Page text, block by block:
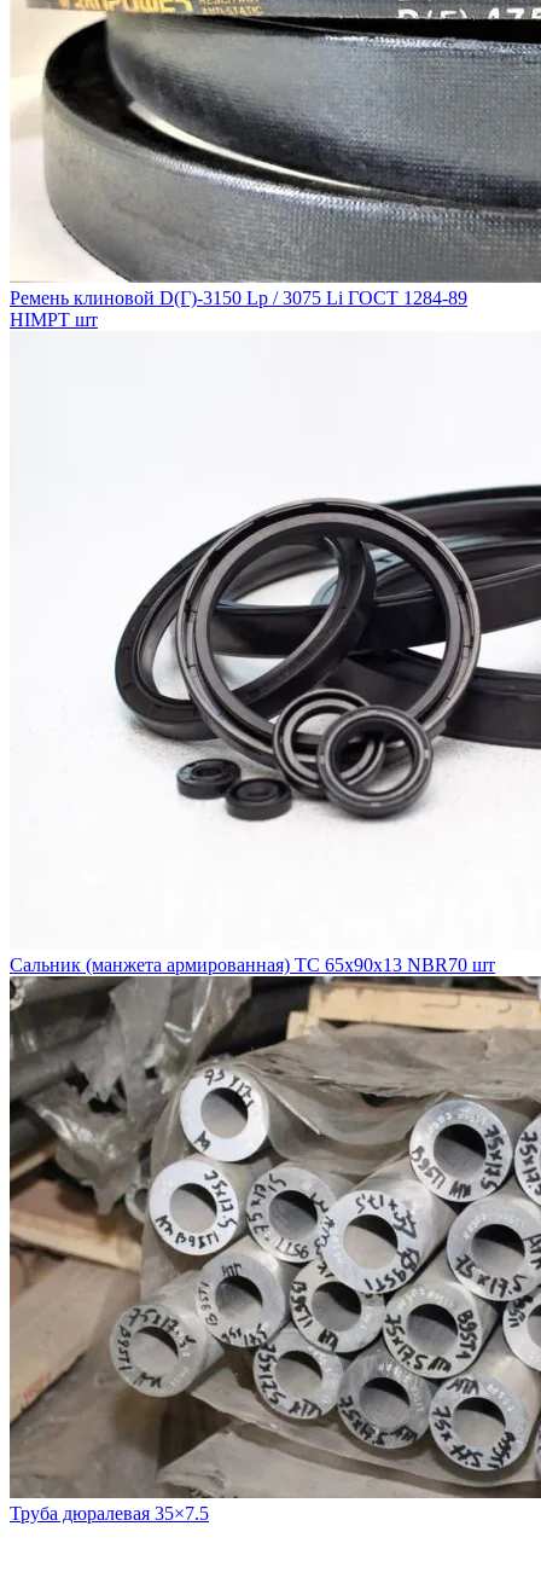
Ремень клиновой D(Г)-3150 Lp / 3075 Li ГОСТ 1284-89
HIMPT шт
Сальник (манжета армированная) TC 65х90х13 NBR70 шт
Труба дюралевая 35×7.5